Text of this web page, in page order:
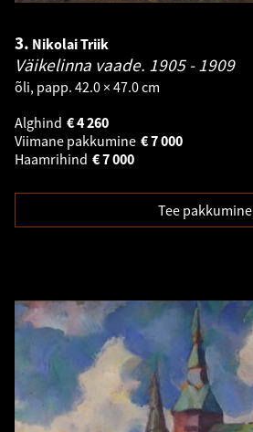
3. Nikolai Triik
Väikelinna vaade. 1905 - 1909
õli, papp. 42.0 × 47.0 cm
Alghind
4 260
€
Viimane pakkumine
7 000
€
Haamrihind
7 000
€
Tee pakkumine